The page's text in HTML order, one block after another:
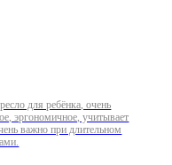
для ребёнка, очень
эргономичное, учитывает
важно при длительном